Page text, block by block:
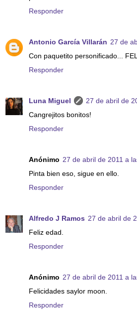
Responder
Antonio García Villarán 27 de
Con paquetito personificado...
Responder
Luna Miguel
27 de abril de
Cangrejitos bonitos!
Responder
Anónimo 27 de abril de 2011 a
Pinta bien eso, sigue en ello.
Responder
Alfredo J Ramos 27 de abril de
Feliz edad.
Responder
Anónimo 27 de abril de 2011 a
Felicidades saylor moon.
Responder